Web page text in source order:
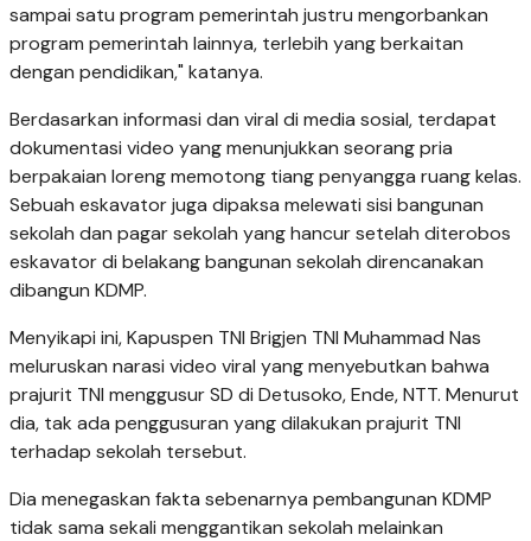
sampai satu program pemerintah justru mengorbankan
program pemerintah lainnya, terlebih yang berkaitan
dengan pendidikan," katanya.
Berdasarkan informasi dan viral di media sosial, terdapat
dokumentasi video yang menunjukkan seorang pria
berpakaian loreng memotong tiang penyangga ruang kelas.
Sebuah eskavator juga dipaksa melewati sisi bangunan
sekolah dan pagar sekolah yang hancur setelah diterobos
eskavator di belakang bangunan sekolah direncanakan
dibangun KDMP.
Menyikapi ini, Kapuspen TNI Brigjen TNI Muhammad Nas
meluruskan narasi video viral yang menyebutkan bahwa
prajurit TNI menggusur SD di Detusoko, Ende, NTT. Menurut
dia, tak ada penggusuran yang dilakukan prajurit TNI
terhadap sekolah tersebut.
Dia menegaskan fakta sebenarnya pembangunan KDMP
tidak sama sekali menggantikan sekolah melainkan